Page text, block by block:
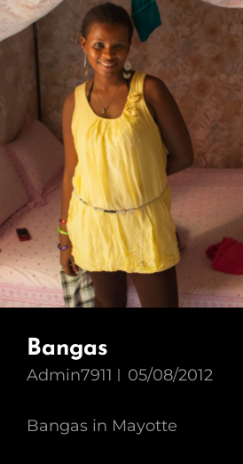
Bangas
Admin7911 05/08/2012
Bangas in Mayotte